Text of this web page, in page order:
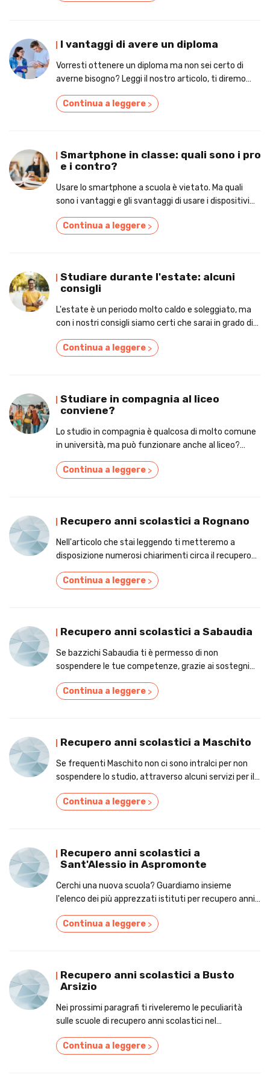
I vantaggi di avere un diploma
Vorresti ottenere un diploma ma non sei certo di
averne bisogno? Leggi il nostro articolo, ti diremo
Continua a leggere >
Smartphone in classe: quali sono i pro
e i contro?
Usare lo smartphone a scuola è vietato. Ma quali
sono i vantaggi e gli svantaggi di usare i dispositivi
contro
Continua a leggere >
Studiare durante l'estate: alcuni
consigli
L'estate è un periodo molto caldo e soleggiato, ma
con i nostri consigli siamo certi che sarai in grado di
Continua a leggere >
Studiare in compagnia al liceo
conviene?
Lo studio in compagnia è qualcosa di molto comune
in università, ma può funzionare anche al liceo?
Continua a leggere >
Recupero anni scolastici a Rognano
Nell'articolo che stai leggendo ti metteremo a
disposizione numerosi chiarimenti circa il recupero
Continua a leggere >
Recupero anni scolastici a Sabaudia
Se bazzichi Sabaudia ti è permesso di non
sospendere le tue competenze, grazie ai sostegni
Continua a leggere >
Recupero anni scolastici a Maschito
Se frequenti Maschito non ci sono intralci per non
sospendere lo studio, attraverso alcuni servizi per il
Continua a leggere >
Recupero anni scolastici a
Sant'Alessio in Aspromonte
Cerchi una nuova scuola? Guardiamo insieme
l'elenco dei più apprezzati istituti per recupero anni
Continua a leggere >
Recupero anni scolastici a Busto
Arsizio
Nei prossimi paragrafi ti riveleremo le peculiarità
sulle scuole di recupero anni scolastici nel
Continua a leggere >